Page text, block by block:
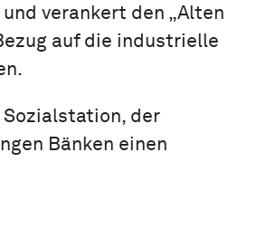
verankert den „Alten
auf die industrielle
der
Bänken einen